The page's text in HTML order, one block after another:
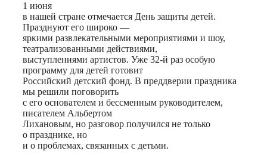
1 июня
в нашей стране отмечается День защиты детей.
Празднуют его широко —
яркими развлекательными мероприятиями и шоу,
театрализованными действиями,
выступлениями артистов. Уже 32-й раз особую
программу для детей готовит
Российский детский фонд. В преддверии праздника
мы решили поговорить
с его основателем и бессменным руководителем,
писателем Альбертом
Лихановым, но разговор получился не только
о празднике, но
и о проблемах, связанных с детьми.